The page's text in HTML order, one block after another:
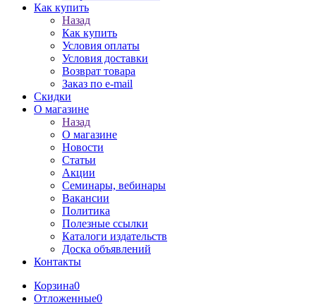
Как купить
Назад
Как купить
Условия оплаты
Условия доставки
Возврат товара
Заказ по e-mail
Скидки
О магазине
Назад
О магазине
Новости
Статьи
Акции
Семинары, вебинары
Вакансии
Политика
Полезные ссылки
Каталоги издательств
Доска объявлений
Контакты
Корзина0
Отложенные0